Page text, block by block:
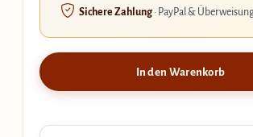
Sichere Zahlung· PayPal &
In den Warenkorb